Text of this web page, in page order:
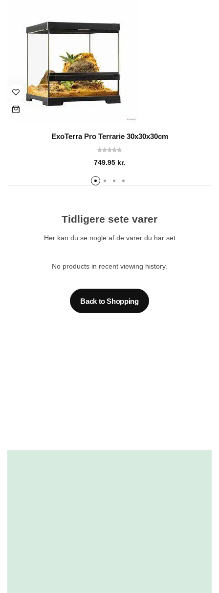
ExoTerra Pro Terrarie 30x30x30cm
749.95 kr.
Tidligere sete varer
Her kan du se nogle af de varer du har set
No products in recent viewing history.
Back to Shopping